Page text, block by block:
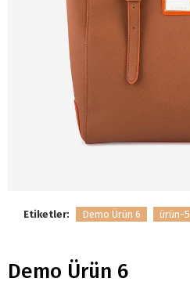
Etiketler: Demo Ürün 6 ürün-5
Demo Ürün 6